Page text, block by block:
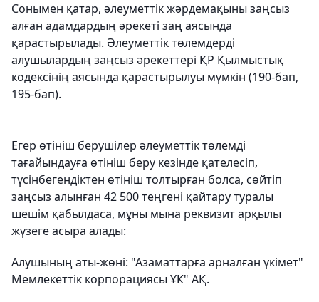
Сонымен қатар, әлеуметтік жәрдемақыны заңсыз
алған адамдардың әрекеті заң аясында
қарастырылады. Әлеуметтік төлемдерді
алушылардың заңсыз әрекеттері ҚР Қылмыстық
кодексінің аясында қарастырылуы мүмкін (190-бап,
195-бап).
Егер өтініш берушілер әлеуметтік төлемді
тағайындауға өтініш беру кезінде қателесіп,
түсінбегендіктен өтініш толтырған болса, сөйтіп
заңсыз алынған 42 500 теңгені қайтару туралы
шешім қабылдаса, мұны мына реквизит арқылы
жүзеге асыра алады:
Алушының аты-жөні: "Азаматтарға арналған үкімет"
Мемлекеттік корпорациясы ҰК" АҚ.